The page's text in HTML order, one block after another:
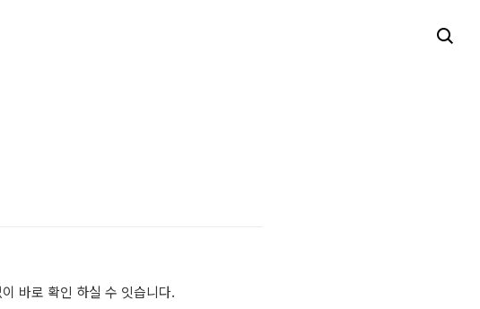
바로 확인 하실 수 잇습니다.